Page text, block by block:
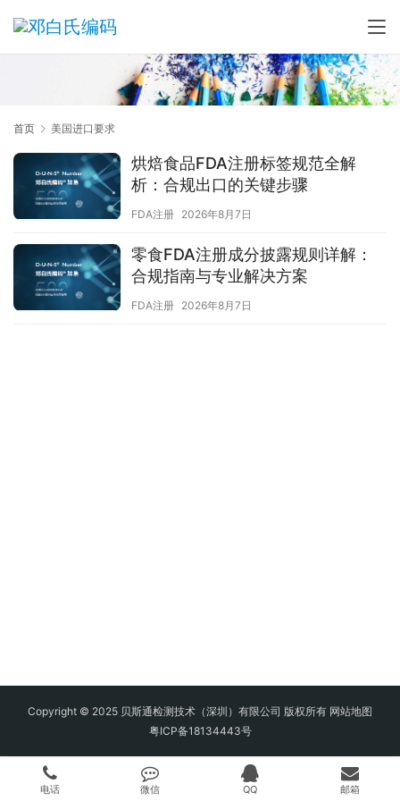
首页 美国进口要求
烘焙食品FDA注册标签规范全解
析：合规出口的关键步骤
FDA注册 2026年8月7日
零食FDA注册成分披露规则详解：
合规指南与专业解决方案
FDA注册 2026年8月7日
Copyright © 2025 贝斯通检测技术（深圳）有限公司 版权所有 网站地图
粤ICP备18134443号
电话 微信 QQ 邮箱